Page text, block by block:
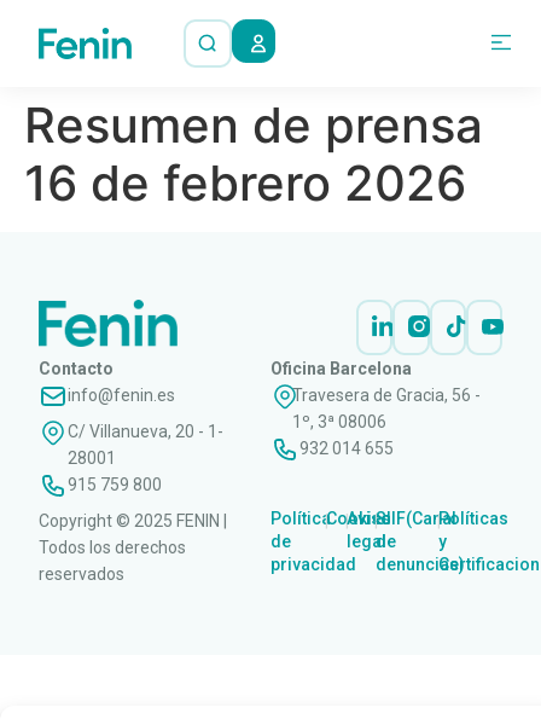
Resumen de prensa
16 de febrero 2026
Contacto
info@fenin.es
C/ Villanueva, 20 - 1-
28001
915 759 800
Oficina Barcelona
Travesera de Gracia, 56 -
1º, 3ª 08006
932 014 655
Copyright © 2025 FENIN |
Todos los derechos
reservados
Política
de
privacidad
|Cookies
|Aviso
legal
|SIIF(Canal
de
denuncias)
|Políticas
y